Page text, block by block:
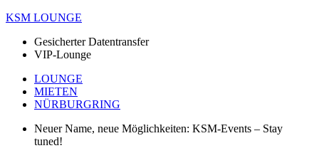
KSM LOUNGE
Gesicherter Datentransfer
VIP-Lounge
LOUNGE
MIETEN
NÜRBURGRING
Neuer Name, neue Möglichkeiten: KSM-Events – Stay
tuned!